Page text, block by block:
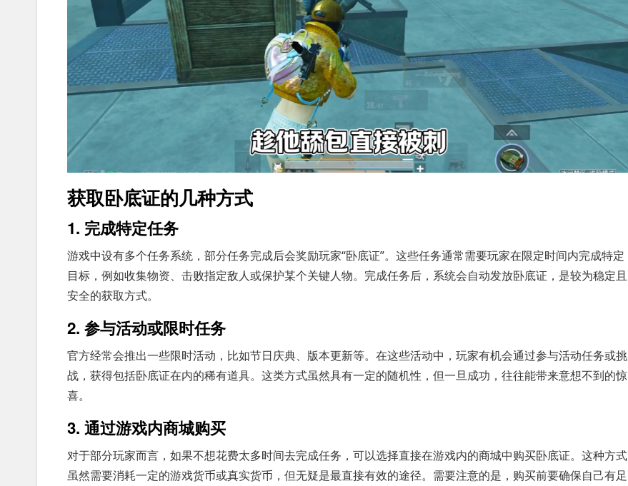
获取卧底证的几种方式
1. 完成特定任务
游戏中设有多个任务系统，部分任务完成后会奖励玩家“卧底证”。这些任务通常需要玩家在限定时间内完成特定
目标，例如收集物资、击败指定敌人或保护某个关键人物。完成任务后，系统会自动发放卧底证，是较为稳定且
安全的获取方式。
2. 参与活动或限时任务
官方经常会推出一些限时活动，比如节日庆典、版本更新等。在这些活动中，玩家有机会通过参与活动任务或挑
战，获得包括卧底证在内的稀有道具。这类方式虽然具有一定的随机性，但一旦成功，往往能带来意想不到的惊
喜。
3. 通过游戏内商城购买
对于部分玩家而言，如果不想花费太多时间去完成任务，可以选择直接在游戏内的商城中购买卧底证。这种方式
虽然需要消耗一定的游戏货币或真实货币，但无疑是最直接有效的途径。需要注意的是，购买前要确保自己有足